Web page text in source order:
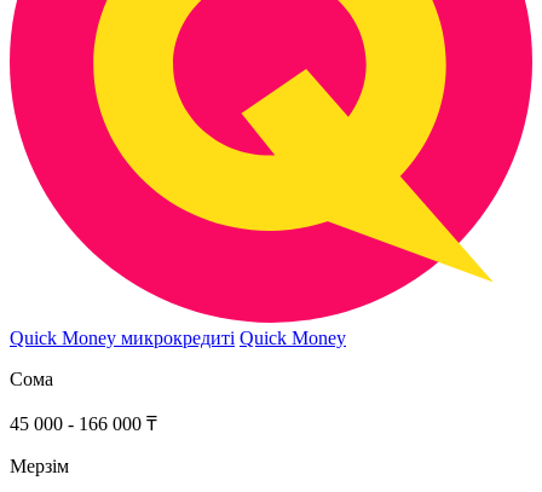
Quick Money микрокредиті Quick Money
Сома
45 000 - 166 000 ₸
Мерзім